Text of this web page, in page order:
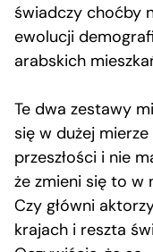
świadczy choćby
ewolucji
arabskich
Te dwa zestawy
się w dużej
przeszłości i nie
że zmieni się to w
Czy główni
krajach i reszta